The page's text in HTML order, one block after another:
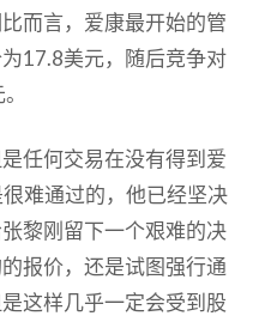
而言，爱康最开始的管
17.8美元，随后竞争对
任何交易在没有得到爱
难通过的，他已经坚决
黎刚留下一个艰难的决
报价，还是试图强行通
这样几乎一定会受到股